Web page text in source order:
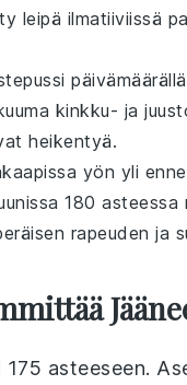
leipä ilmatiiviissä
kinkku- ja
heikentyä.
yön yli
180
rapeuden ja
175 asteeseen.